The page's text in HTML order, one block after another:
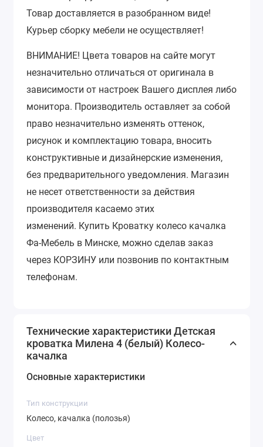
Товар доставляется в разобранном виде!
Курьер сборку мебели не осуществляет!
ВНИМАНИЕ! Цвета товаров на сайте могут
незначительно отличаться от оригинала в
зависимости от настроек Вашего дисплея либо
монитора. Производитель оставляет за собой
право незначительно изменять оттенок,
рисунок и комплектацию товара, вносить
конструктивные и дизайнерские изменения,
без предварительного уведомления. Магазин
не несет ответственности за действия
производителя касаемо этих
изменений. Купить Кроватку колесо качалка
Фа-Мебель в Минске, можно сделав заказ
через КОРЗИНУ или позвонив по контактным
телефонам.
Технические характеристики Детская
кроватка Милена 4 (белый) Колесо-
качалка
Основные характеристики
Тип конструкции
Колесо, качалка (полозья)
Цвет